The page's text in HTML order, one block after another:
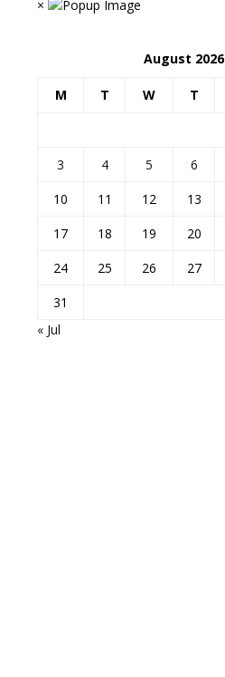
×
August 2026
M T W T
3
4 5 6
10
11 12 13
17
18 19 20
24
25 26 27
31
« Jul